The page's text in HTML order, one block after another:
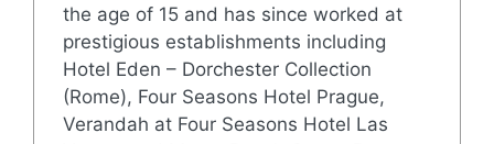
the age of 15 and has since worked at
prestigious establishments including
Hotel Eden – Dorchester Collection
(Rome), Four Seasons Hotel Prague,
Verandah at Four Seasons Hotel Las